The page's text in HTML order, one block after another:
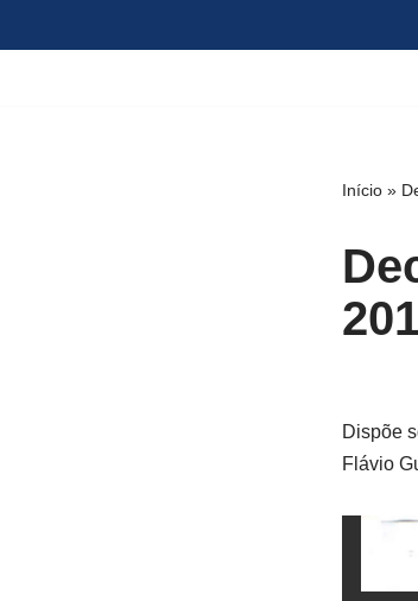
Início »
Dispõe
Flávio